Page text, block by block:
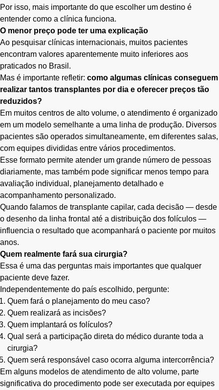
Por isso, mais importante do que escolher um destino é
entender como a clínica funciona.
O menor preço pode ter uma explicação
Ao pesquisar clínicas internacionais, muitos pacientes
encontram valores aparentemente muito inferiores aos
praticados no Brasil.
Mas é importante refletir: como algumas clínicas conseguem
realizar tantos transplantes por dia e oferecer preços tão
reduzidos?
Em muitos centros de alto volume, o atendimento é organizado
em um modelo semelhante a uma linha de produção. Diversos
pacientes são operados simultaneamente, em diferentes salas,
com equipes divididas entre vários procedimentos.
Esse formato permite atender um grande número de pessoas
diariamente, mas também pode significar menos tempo para
avaliação individual, planejamento detalhado e
acompanhamento personalizado.
Quando falamos de transplante capilar, cada decisão — desde
o desenho da linha frontal até a distribuição dos folículos —
influencia o resultado que acompanhará o paciente por muitos
anos.
Quem realmente fará sua cirurgia?
Essa é uma das perguntas mais importantes que qualquer
paciente deve fazer.
Independentemente do país escolhido, pergunte:
Quem fará o planejamento do meu caso?
Quem realizará as incisões?
Quem implantará os folículos?
Qual será a participação direta do médico durante toda a
cirurgia?
Quem será responsável caso ocorra alguma intercorrência?
Em alguns modelos de atendimento de alto volume, parte
significativa do procedimento pode ser executada por equipes